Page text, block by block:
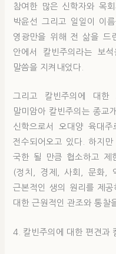
참여한 많은 신학자와 목
박윤선 그리고 일일이 이
영광만을 위해 전 삶을 드
안에서 칼빈주의라는 보
말씀을 지켜내었다.
그리고 칼빈주의에 대
말미암아 칼빈주의는 종교
신학으로서 오대양 육대주
전수되어오고 있다. 하지
국한 될 만큼 협소하고 제
(정치, 경제, 사회, 문화,
근본적인 생의 원리를 제
대한 근원적인 관조와 통찰
4. 칼빈주의에 대한 편견과